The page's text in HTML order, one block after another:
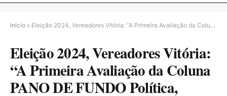
Início » Eleição 2024, Vereadores Vitória: “A Primeira Avaliação da Coluna PANO DE FUNDO Política, Bastidores”
Eleição 2024, Vereadores Vitória:
“A Primeira Avaliação da Coluna
PANO DE FUNDO Política,